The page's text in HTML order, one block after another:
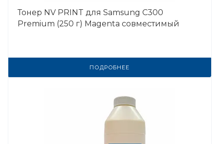
Тонер NV PRINT для Samsung C300
Premium (250 г) Magenta совместимый
ПОДРОБНЕЕ